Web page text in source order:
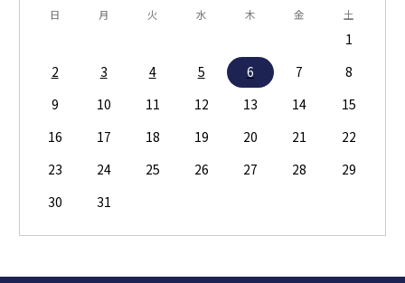
日 月 火 水 木 金 土
1
2
3 4 5 6 7
8
9
10 11 12 13 14
15
16
17 18 19 20 21
22
23
24 25 26 27 28
29
30
31